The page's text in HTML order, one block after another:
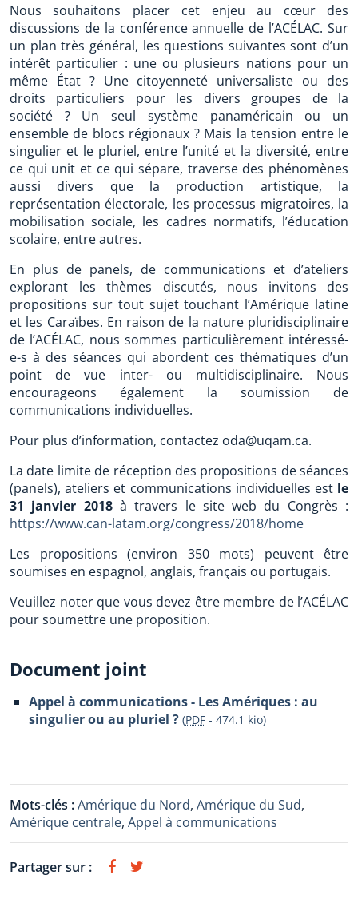
Nous souhaitons placer cet enjeu au cœur des
discussions de la conférence annuelle de l’ACÉLAC. Sur
un plan très général, les questions suivantes sont d’un
intérêt particulier : une ou plusieurs nations pour un
même État ? Une citoyenneté universaliste ou des
droits particuliers pour les divers groupes de la
société ? Un seul système panaméricain ou un
ensemble de blocs régionaux ? Mais la tension entre le
singulier et le pluriel, entre l’unité et la diversité, entre
ce qui unit et ce qui sépare, traverse des phénomènes
aussi divers que la production artistique, la
représentation électorale, les processus migratoires, la
mobilisation sociale, les cadres normatifs, l’éducation
scolaire, entre autres.
En plus de panels, de communications et d’ateliers
explorant les thèmes discutés, nous invitons des
propositions sur tout sujet touchant l’Amérique latine
et les Caraïbes. En raison de la nature pluridisciplinaire
de l’ACÉLAC, nous sommes particulièrement intéressé-
e-s à des séances qui abordent ces thématiques d’un
point de vue inter- ou multidisciplinaire. Nous
encourageons également la soumission de
communications individuelles.
Pour plus d’information, contactez oda@uqam.ca.
La date limite de réception des propositions de séances
(panels), ateliers et communications individuelles est le
31 janvier 2018à travers le site web du Congrès :
https://www.can-latam.org/congress/2018/home
Les propositions (environ 350 mots) peuvent être
soumises en espagnol, anglais, français ou portugais.
Veuillez noter que vous devez être membre de l’ACÉLAC
pour soumettre une proposition.
Document joint
Appel à communications - Les Amériques : au
singulier ou au pluriel ? (PDF - 474.1 kio)
Mots-clés :Amérique du Nord, Amérique du Sud,
Amérique centrale, Appel à communications
Partager sur :